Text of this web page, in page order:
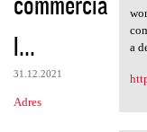
l...
31.12.2021
Adres
a